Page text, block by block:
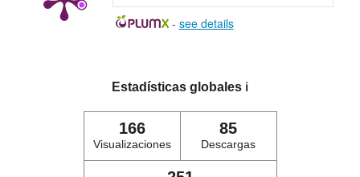
- see details
Estadísticas globales ℹ️
166
Visualizaciones
85
Descargas